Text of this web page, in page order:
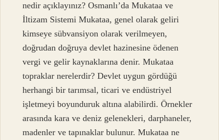
nedir açıklayınız? Osmanlı’da Mukataa ve
İltizam Sistemi Mukataa, genel olarak geliri
kimseye sübvansiyon olarak verilmeyen,
doğrudan doğruya devlet hazinesine ödenen
vergi ve gelir kaynaklarına denir. Mukataa
topraklar nerelerdir? Devlet uygun gördüğü
herhangi bir tarımsal, ticari ve endüstriyel
işletmeyi boyunduruk altına alabilirdi. Örnekler
arasında kara ve deniz gelenekleri, darphaneler,
madenler ve tapınaklar bulunur. Mukataa ne